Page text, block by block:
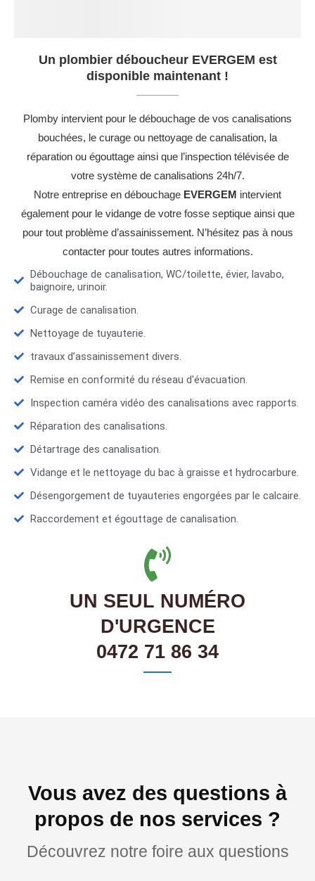
Un plombier déboucheur EVERGEM est
disponible maintenant !
Plomby intervient pour le débouchage de vos canalisations
bouchées, le curage ou nettoyage de canalisation, la
réparation ou égouttage ainsi que l’inspection télévisée de
votre système de canalisations 24h/7.
Notre entreprise en débouchage EVERGEM intervient
également pour le vidange de votre fosse septique ainsi que
pour tout problème d’assainissement. N’hésitez pas à nous
contacter pour toutes autres informations.
Débouchage de canalisation, WC/toilette, évier, lavabo,
baignoire, urinoir.
Curage de canalisation.
Nettoyage de tuyauterie.
travaux d’assainissement divers.
Remise en conformité du réseau d'évacuation.
Inspection caméra vidéo des canalisations avec rapports.
Réparation des canalisations.
Détartrage des canalisation.
Vidange et le nettoyage du bac à graisse et hydrocarbure.
Désengorgement de tuyauteries engorgées par le calcaire.
Raccordement et égouttage de canalisation.
UN SEUL NUMÉRO
D'URGENCE
0472 71 86 34
Vous avez des questions à
propos de nos services ?
Découvrez notre foire aux questions